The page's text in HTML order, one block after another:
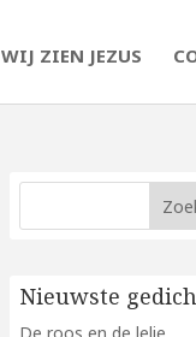
WIJ ZIEN JEZUS
Nieuwste